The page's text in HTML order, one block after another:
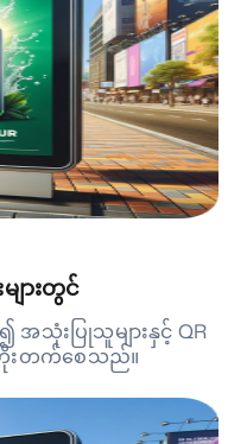
ျားတွင်
အသုံးပြုသူများနှင့် QR
တိုးတက်စေသည်။